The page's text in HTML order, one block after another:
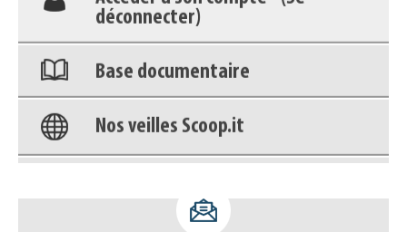
Base documentaire
Nos veilles Scoop.it
Appels à projets